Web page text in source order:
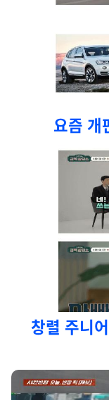
요즘 개
창렬 주니